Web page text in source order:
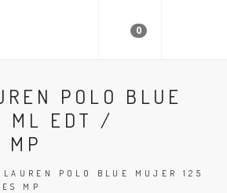
0
POLO BLUE
ML EDT /
MP
LAUREN POLO BLUE MUJER 125
MP